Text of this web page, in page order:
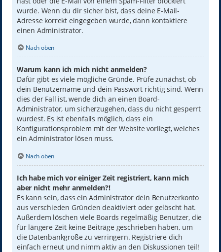
wurde. Wenn du dir sicher bist, dass deine E-Mail-
Adresse korrekt eingegeben wurde, dann kontaktiere
einen Administrator.
Nach oben
Warum kann ich mich nicht anmelden?
Dafür gibt es viele mögliche Gründe. Prüfe zunächst, ob
dein Benutzername und dein Passwort richtig sind. Wenn
dies der Fall ist, wende dich an einen Board-
Administrator, um sicherzugehen, dass du nicht gesperrt
wurdest. Es ist ebenfalls möglich, dass ein
Konfigurationsproblem mit der Website vorliegt, welches
ein Administrator lösen muss.
Nach oben
Ich habe mich vor einiger Zeit registriert, kann mich
aber nicht mehr anmelden?!
Es kann sein, dass ein Administrator dein Benutzerkonto
aus verschieden Gründen deaktiviert oder gelöscht hat.
Außerdem löschen viele Boards regelmäßig Benutzer, die
für längere Zeit keine Beiträge geschrieben haben, um
die Datenbankgröße zu verringern. Registriere dich
einfach erneut und nimm aktiv an den Diskussionen teil!